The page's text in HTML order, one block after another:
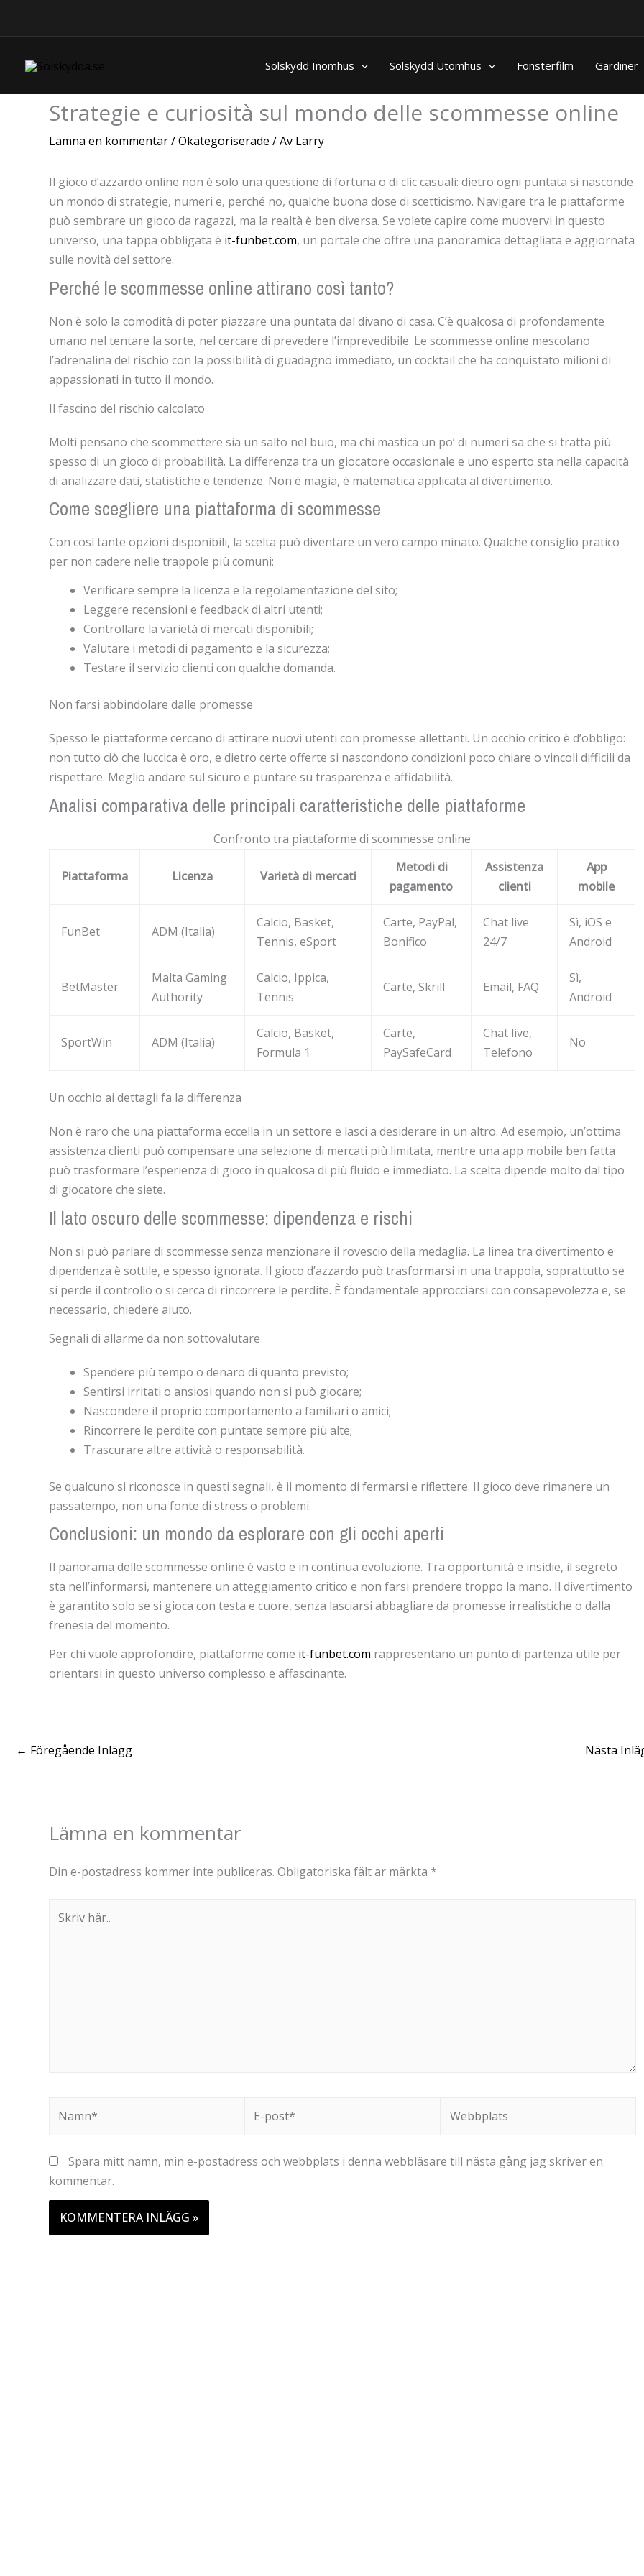
Solskydd Inomhus Solskydd Utomhus Fönsterfilm Gardiner
Strategie e curiosità sul mondo delle scommesse online
Lämna en kommentar/Okategoriserade / Av Larry
Il gioco d’azzardo online non è solo una questione di fortuna o di clic casuali: dietro ogni puntata si nasconde
un mondo di strategie, numeri e, perché no, qualche buona dose di scetticismo. Navigare tra le piattaforme
può sembrare un gioco da ragazzi, ma la realtà è ben diversa. Se volete capire come muovervi in questo
universo, una tappa obbligata è it-funbet.com, un portale che offre una panoramica dettagliata e aggiornata
sulle novità del settore.
Perché le scommesse online attirano così tanto?
Non è solo la comodità di poter piazzare una puntata dal divano di casa. C’è qualcosa di profondamente
umano nel tentare la sorte, nel cercare di prevedere l’imprevedibile. Le scommesse online mescolano
l’adrenalina del rischio con la possibilità di guadagno immediato, un cocktail che ha conquistato milioni di
appassionati in tutto il mondo.
Il fascino del rischio calcolato
Molti pensano che scommettere sia un salto nel buio, ma chi mastica un po’ di numeri sa che si tratta più
spesso di un gioco di probabilità. La differenza tra un giocatore occasionale e uno esperto sta nella capacità
di analizzare dati, statistiche e tendenze. Non è magia, è matematica applicata al divertimento.
Come scegliere una piattaforma di scommesse
Con così tante opzioni disponibili, la scelta può diventare un vero campo minato. Qualche consiglio pratico
per non cadere nelle trappole più comuni:
Verificare sempre la licenza e la regolamentazione del sito;
Leggere recensioni e feedback di altri utenti;
Controllare la varietà di mercati disponibili;
Valutare i metodi di pagamento e la sicurezza;
Testare il servizio clienti con qualche domanda.
Non farsi abbindolare dalle promesse
Spesso le piattaforme cercano di attirare nuovi utenti con promesse allettanti. Un occhio critico è d’obbligo:
non tutto ciò che luccica è oro, e dietro certe offerte si nascondono condizioni poco chiare o vincoli difficili da
rispettare. Meglio andare sul sicuro e puntare su trasparenza e affidabilità.
Analisi comparativa delle principali caratteristiche delle piattaforme
Confronto tra piattaforme di scommesse online
Piattaforma Licenza Varietà di mercati
Metodi di
pagamento
Assistenza
clienti
App
mobile
FunBet ADM (Italia)
Calcio, Basket,
Tennis, eSport
Carte, PayPal,
Bonifico
Chat live
24/7
Sì, iOS e
Android
BetMaster
Malta Gaming
Authority
Calcio, Ippica,
Tennis
Carte, Skrill Email, FAQ
Sì,
Android
SportWin ADM (Italia)
Calcio, Basket,
Formula 1
Carte,
PaySafeCard
Chat live,
Telefono
No
Un occhio ai dettagli fa la differenza
Non è raro che una piattaforma eccella in un settore e lasci a desiderare in un altro. Ad esempio, un’ottima
assistenza clienti può compensare una selezione di mercati più limitata, mentre una app mobile ben fatta
può trasformare l’esperienza di gioco in qualcosa di più fluido e immediato. La scelta dipende molto dal tipo
di giocatore che siete.
Il lato oscuro delle scommesse: dipendenza e rischi
Non si può parlare di scommesse senza menzionare il rovescio della medaglia. La linea tra divertimento e
dipendenza è sottile, e spesso ignorata. Il gioco d’azzardo può trasformarsi in una trappola, soprattutto se
si perde il controllo o si cerca di rincorrere le perdite. È fondamentale approcciarsi con consapevolezza e, se
necessario, chiedere aiuto.
Segnali di allarme da non sottovalutare
Spendere più tempo o denaro di quanto previsto;
Sentirsi irritati o ansiosi quando non si può giocare;
Nascondere il proprio comportamento a familiari o amici;
Rincorrere le perdite con puntate sempre più alte;
Trascurare altre attività o responsabilità.
Se qualcuno si riconosce in questi segnali, è il momento di fermarsi e riflettere. Il gioco deve rimanere un
passatempo, non una fonte di stress o problemi.
Conclusioni: un mondo da esplorare con gli occhi aperti
Il panorama delle scommesse online è vasto e in continua evoluzione. Tra opportunità e insidie, il segreto
sta nell’informarsi, mantenere un atteggiamento critico e non farsi prendere troppo la mano. Il divertimento
è garantito solo se si gioca con testa e cuore, senza lasciarsi abbagliare da promesse irrealistiche o dalla
frenesia del momento.
Per chi vuole approfondire, piattaforme come it-funbet.com rappresentano un punto di partenza utile per
orientarsi in questo universo complesso e affascinante.
← Föregående Inlägg Nästa
Lämna en kommentar
Din e-postadress kommer inte publiceras. Obligatoriska fält är märkta *
här..
post*
Spara mitt namn, min e-postadress och webbplats i denna webbläsare till nästa gång jag skriver en
kommentar.